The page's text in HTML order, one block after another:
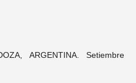
ARGENTINA. Setiembre